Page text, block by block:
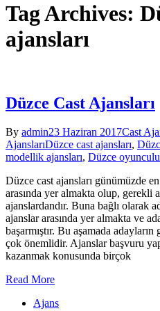
Tag Archives:
ajansları
Düzce Cast Ajansları
By admin23 Haziran 2017Cast
AjanslarıDüzce cast ajansları,
modellik ajansları, Düzce
Düzce cast ajansları günümüzde
arasında yer almakta olup, gerekli
ajanslardandır. Buna bağlı olarak
ajanslar arasında yer almakta ve
başarmıştır. Bu aşamada
çok önemlidir. Ajanslar başvuru
kazanmak konusunda birçok
Read More
Ajans